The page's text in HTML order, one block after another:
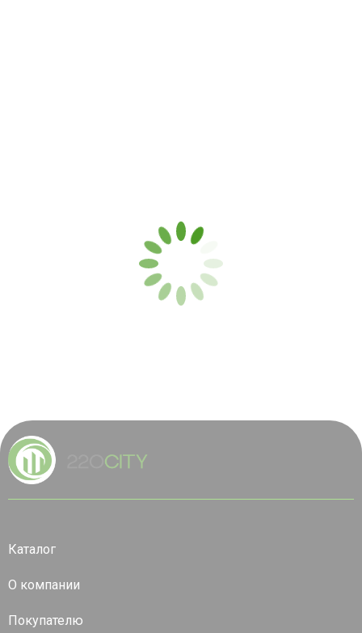
Каталог
О компании
Покупателю